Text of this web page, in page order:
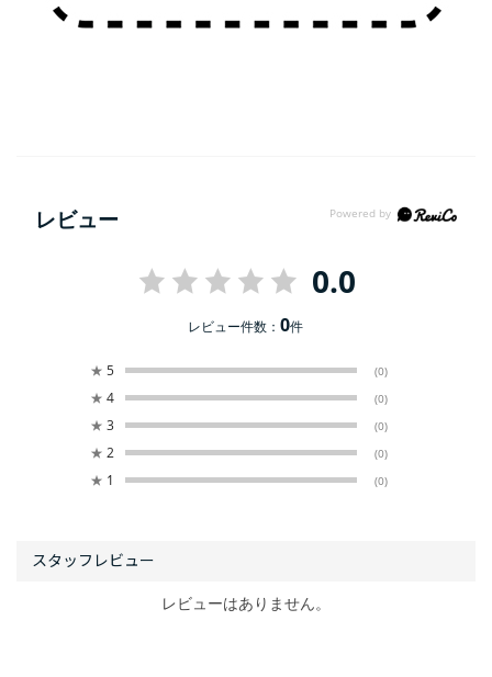
レビュー
0.0
レビュー件数：0件
★ 5 (0)
★ 4 (0)
★ 3 (0)
★ 2 (0)
★ 1 (0)
レビューはありません。